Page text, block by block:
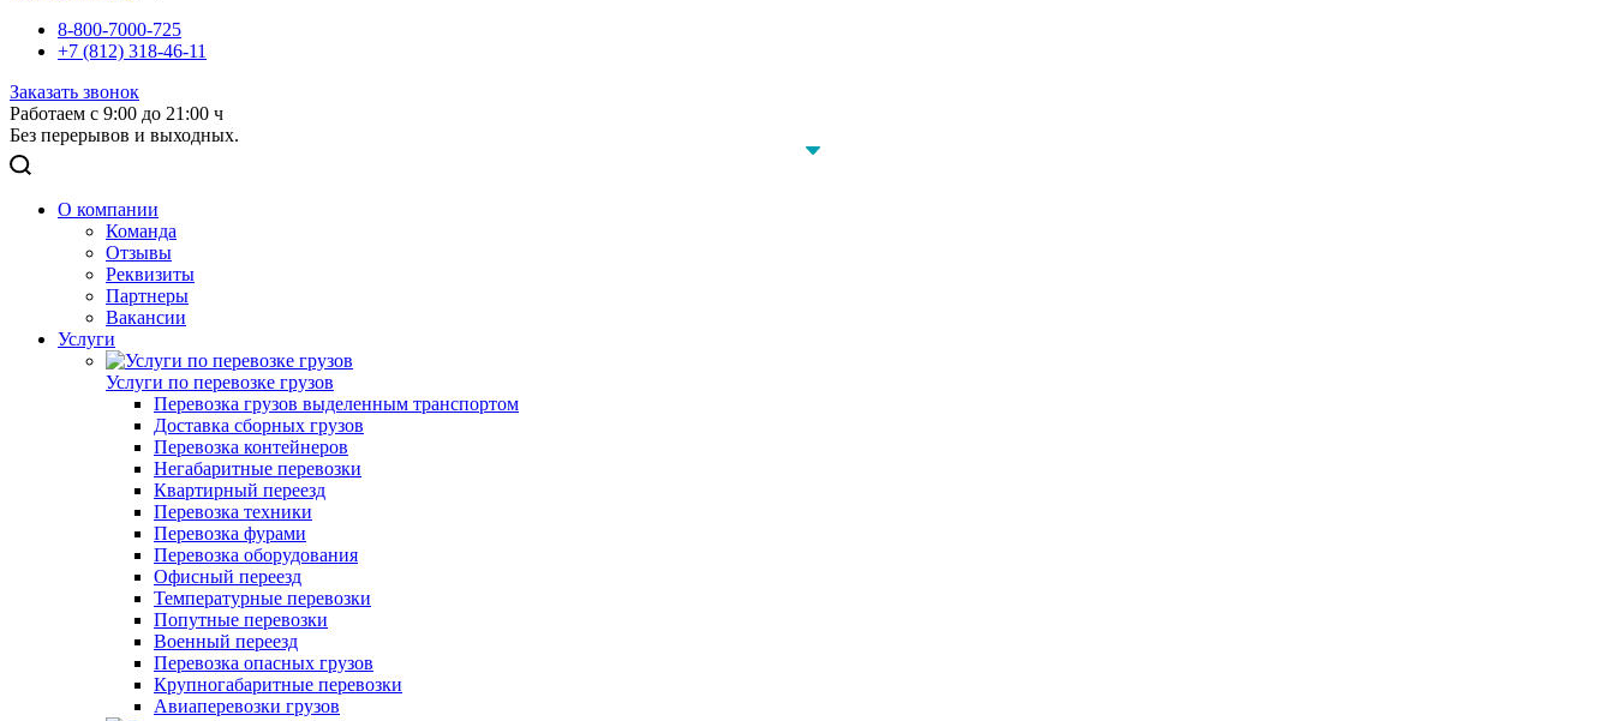
8-800-7000-725
+7 (812) 318-46-11
Заказать звонок
Работаем с 9:00 до 21:00 ч
Без перерывов и выходных.
О компании
Команда
Отзывы
Реквизиты
Партнеры
Вакансии
Услуги
Услуги по перевозке грузов
Перевозка грузов выделенным транспортом
Доставка сборных грузов
Перевозка контейнеров
Негабаритные перевозки
Квартирный переезд
Перевозка техники
Перевозка фурами
Перевозка оборудования
Офисный переезд
Температурные перевозки
Попутные перевозки
Военный переезд
Перевозка опасных грузов
Крупногабаритные перевозки
Авиаперевозки грузов